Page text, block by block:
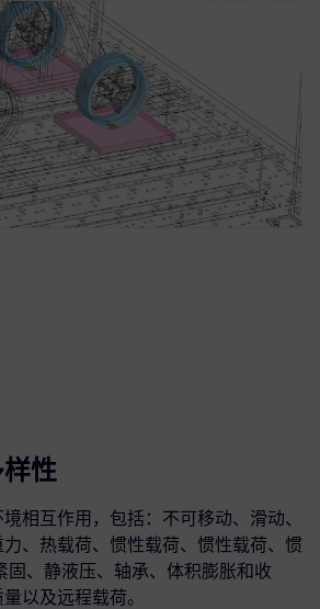
性
相互作用，包括：不可移动、滑动、
、热载荷、惯性载荷、惯性载荷、惯
固、静液压、轴承、体积膨胀和收
以及远程载荷。